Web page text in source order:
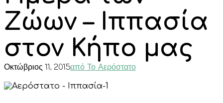
Ζώων – Ιππασία
στον Κήπο μας
Οκτώβριος 11, 2015από Το Αερόστατο